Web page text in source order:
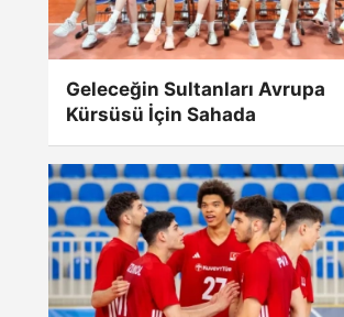
Geleceğin Sultanları Avrupa
Kürsüsü İçin Sahada